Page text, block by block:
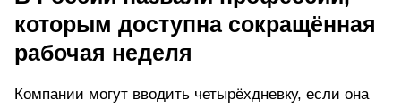
которым доступна сокращённая
рабочая неделя
Компании могут вводить четырёхдневку, если она